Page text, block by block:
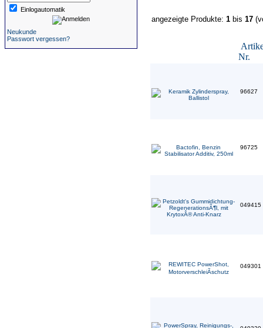
Einlogautomatik
Neukunde
Passwort vergessen?
angezeigte Produkte: 1 bis 17
Nr.
96627
96725
049415
049301